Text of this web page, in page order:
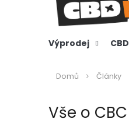
Výprodej CBD
Domů Články
Vše o CBC